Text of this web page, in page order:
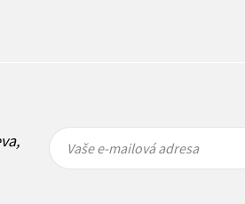
mailová
mailová
Vaše e-mailová adresa